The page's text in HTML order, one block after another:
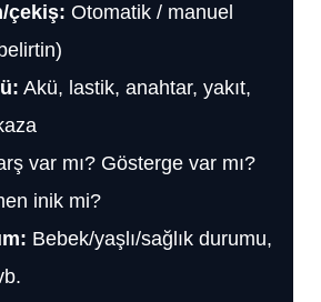
çekiş: Otomatik / manuel
Akü, lastik, anahtar, yakıt,
var mı? Gösterge var mı?
inik mi?
Bebek/yaşlı/sağlık durumu,